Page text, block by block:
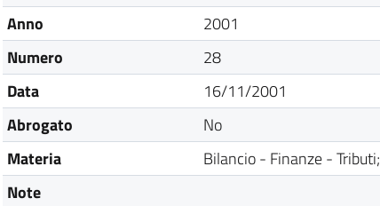
Anno
2001
Numero
28
Data
16/11/2001
Abrogato
No
Materia
Bilancio - Finanze - Tributi;
Note